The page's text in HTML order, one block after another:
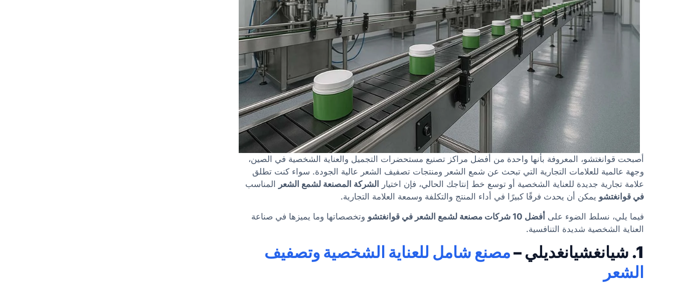
أصبحت قوانغتشو، المعروفة بأنها واحدة من أفضل مراكز تصنيع مستحضرات التجميل والعناية الشخصية في الصين،
وجهة عالمية للعلامات التجارية التي تبحث عن شمع الشعر ومنتجات تصفيف الشعر عالية الجودة. سواء كنت تطلق
علامة تجارية جديدة للعناية الشخصية أو توسع خط إنتاجك الحالي، فإن اختيار
الشركة المصنعة لشمع الشعر
المناسب
في قوانغتشو يمكن أن يحدث فرقًا كبيرًا في أداء المنتج والتكلفة وسمعة العلامة التجارية.
فيما يلي، نسلط الضوء على أفضل 10 شركات مصنعة لشمع الشعر في قوانغتشو
وتخصصاتها وما يميزها في صناعة
العناية الشخصية شديدة التنافسية.
1. شيانغشيانغديلي –
مصنع شامل للعناية الشخصية وتصفيف
الشعر